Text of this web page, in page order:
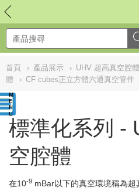
首頁 › 產品展示 › UHV 超高真空腔體
體
› CF cubes正立方體六通真空管件
標準化系列 -
空腔體
在10-9 mBar以下的真空環境稱為
NULL